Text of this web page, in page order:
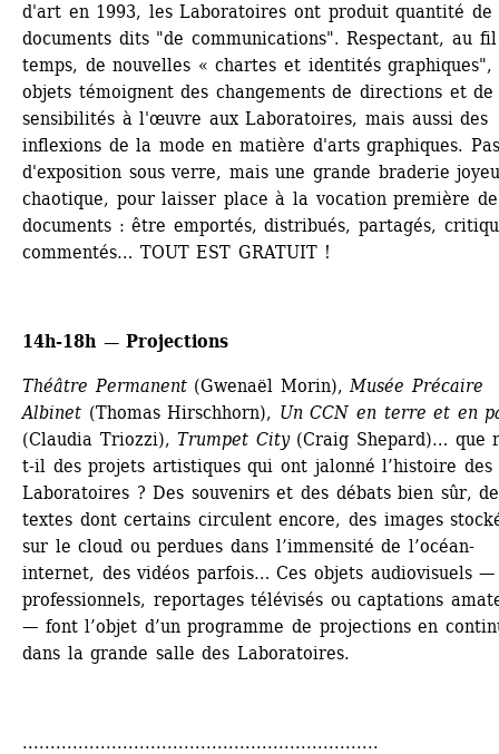
d'art en 1993, les Laboratoires ont produit quantité de
documents dits "de communications". Respectant, au
temps, de nouvelles « chartes et identités graphiques",
objets témoignent des changements de directions et de
sensibilités à l'œuvre aux Laboratoires, mais aussi des
inflexions de la mode en matière d'arts graphiques. Pas
d'exposition sous verre, mais une grande braderie
chaotique, pour laisser place à la vocation première
documents : être emportés, distribués, partagés,
commentés… TOUT EST GRATUIT !
14h-18h — Projections
Théâtre Permanent(Gwenaël Morin), Musée Précaire
Albinet (Thomas Hirschhorn), Un CCN en terre et en
(Claudia Triozzi), Trumpet City(Craig Shepard)… que
t-il des projets artistiques qui ont jalonné l’histoire des
Laboratoires ? Des souvenirs et des débats bien sûr,
textes dont certains circulent encore, des images
sur le cloud ou perdues dans l’immensité de l’océan-
internet, des vidéos parfois… Ces objets audiovisuels
professionnels, reportages télévisés ou captations
— font l’objet d’un programme de projections en
dans la grande salle des Laboratoires.
................................................................